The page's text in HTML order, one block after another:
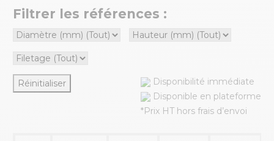
Filtrer les références :
Réinitialiser
Disponibilité immédiate
Disponible en plateforme
*Prix HT hors frais d’envoi